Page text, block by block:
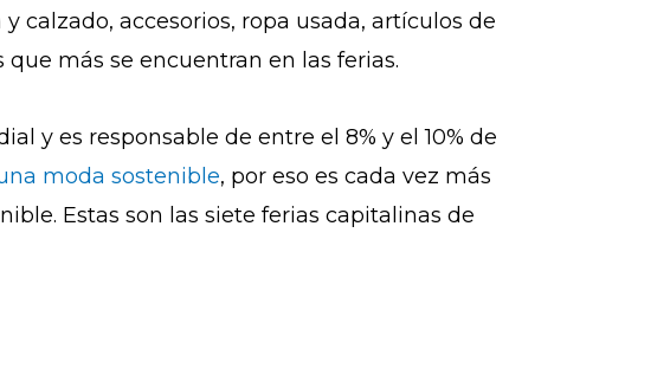
calzado, accesorios, ropa usada, artículos de
más se encuentran en las ferias.
y es responsable de entre el 8% y el 10% de
moda sostenible, por eso es cada vez más
Estas son las siete ferias capitalinas de